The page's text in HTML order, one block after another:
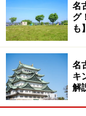
名
グ
も】
名
キ
解